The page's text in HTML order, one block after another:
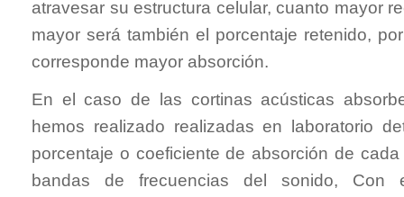
atravesar su estructura celular, cuanto mayor
mayor será también el porcentaje retenido,
corresponde mayor absorción.
En el caso de las cortinas acústicas
hemos realizado realizadas en laboratorio
porcentaje o coeficiente de absorción de
bandas de frecuencias del sonido, Con